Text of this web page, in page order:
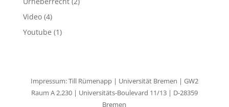
Video(4)
Youtube (1)
Impressum: Till Rümenapp | Universität Bremen | GW2
Raum A 2.230 | Universitäts-Boulevard 11/13 | D-28359
Bremen